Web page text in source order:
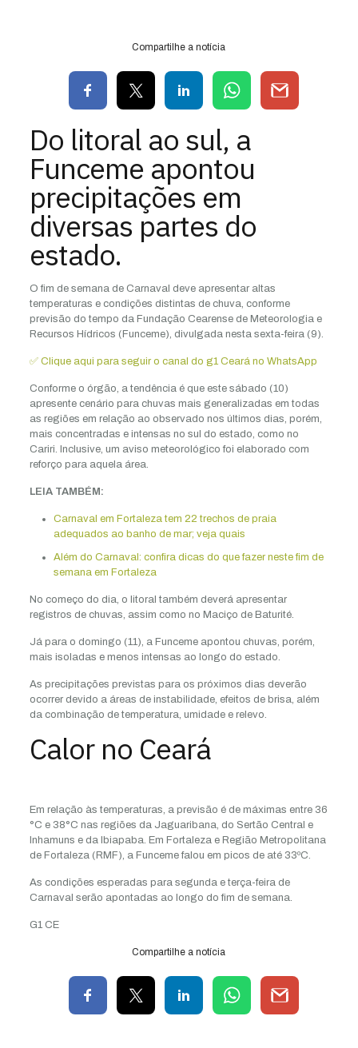
Compartilhe a notícia
Do litoral ao sul, a
Funceme apontou
precipitações em
diversas partes do
estado.
O fim de semana de Carnaval deve apresentar altas
temperaturas e condições distintas de chuva, conforme
previsão do tempo da Fundação Cearense de Meteorologia e
Recursos Hídricos (Funceme), divulgada nesta sexta-feira (9).
✅ Clique aqui para seguir o canal do g1 Ceará no WhatsApp
Conforme o órgão, a tendência é que este sábado (10)
apresente cenário para chuvas mais generalizadas em todas
as regiões em relação ao observado nos últimos dias, porém,
mais concentradas e intensas no sul do estado, como no
Cariri. Inclusive, um aviso meteorológico foi elaborado com
reforço para aquela área.
LEIA TAMBÉM:
Carnaval em Fortaleza tem 22 trechos de praia
adequados ao banho de mar; veja quais
Além do Carnaval: confira dicas do que fazer neste fim de
semana em Fortaleza
No começo do dia, o litoral também deverá apresentar
registros de chuvas, assim como no Maciço de Baturité.
Já para o domingo (11), a Funceme apontou chuvas, porém,
mais isoladas e menos intensas ao longo do estado.
As precipitações previstas para os próximos dias deverão
ocorrer devido a áreas de instabilidade, efeitos de brisa, além
da combinação de temperatura, umidade e relevo.
Calor no Ceará
Em relação às temperaturas, a previsão é de máximas entre 36
°C e 38°C nas regiões da Jaguaribana, do Sertão Central e
Inhamuns e da Ibiapaba. Em Fortaleza e Região Metropolitana
de Fortaleza (RMF), a Funceme falou em picos de até 33ºC.
As condições esperadas para segunda e terça-feira de
Carnaval serão apontadas ao longo do fim de semana.
G1 CE
Compartilhe a notícia